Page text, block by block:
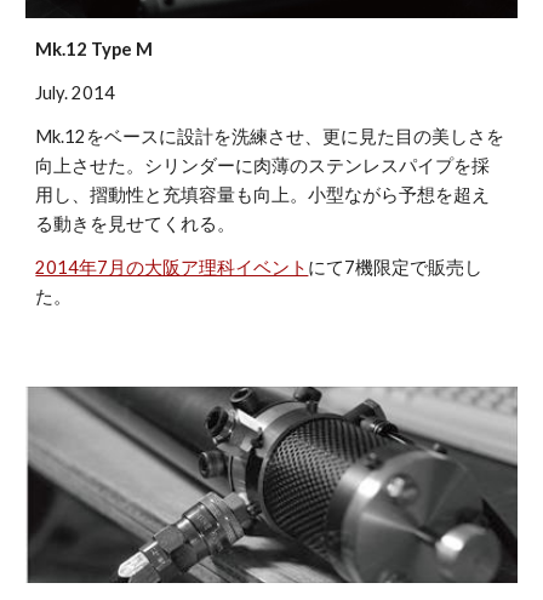
Mk.12 Type M
July. 2014
Mk.12をベースに設計を洗練させ、更に見た目の美しさを
向上させた。シリンダーに肉薄のステンレスパイプを採
用し、摺動性と充填容量も向上。小型ながら予想を超え
る動きを見せてくれる。
2014年7月の大阪ア理科イベント にて7機限定で販売し
た。